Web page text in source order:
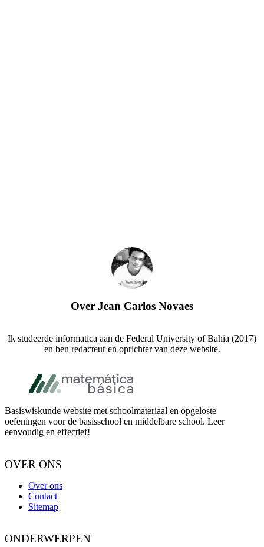
Over Jean Carlos Novaes
Ik studeerde informatica aan de Federal University of Bahia (2017)
en ben redacteur en oprichter van deze website.
Footer
Basiswiskunde website met schoolmateriaal en opgeloste
oefeningen voor de basisschool en middelbare school. Leer
eenvoudig en effectief!
OVER ONS
Over ons
Contact
Sitemap
ONDERWERPEN